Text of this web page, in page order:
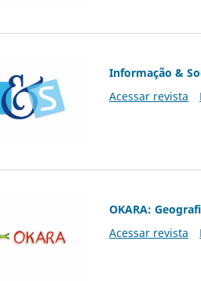
Informação &
Acessar revista
OKARA:
Acessar revista